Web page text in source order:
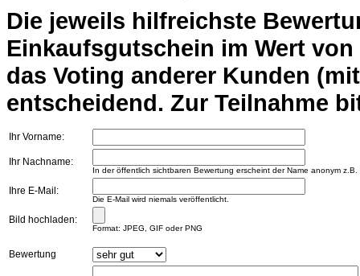
Die jeweils hilfreichste
Einkaufsgutschein im Wert
das Voting anderer Kunden
entscheidend. Zur Teilnahme
Ihr Vorname:
Ihr Nachname:
In der öffentlich sichtbaren Bewertung erscheint der Name anonym
Ihre E-Mail:
Die E-Mail wird niemals veröffentlicht.
Bild hochladen:
Format: JPEG, GIF oder PNG
Bewertung